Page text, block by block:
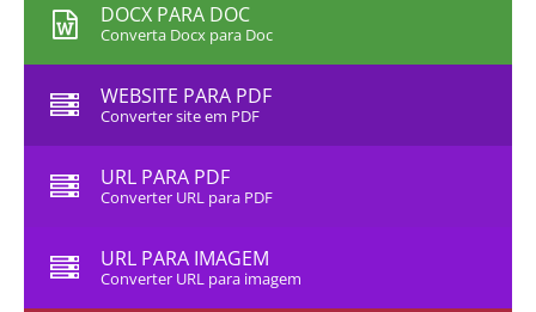
DOCX PARA DOC
Converta Docx para Doc
WEBSITE PARA PDF
Converter site em PDF
URL PARA PDF
Converter URL para PDF
URL PARA IMAGEM
Converter URL para imagem